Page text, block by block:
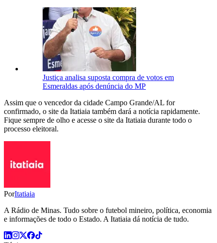
Justiça analisa suposta compra de votos em
Esmeraldas após denúncia do MP
Assim que o vencedor da cidade Campo Grande/AL for
confirmado, o site da Itatiaia também dará a notícia rapidamente.
Fique sempre de olho e acesse o site da Itatiaia durante todo o
processo eleitoral.
PorItatiaia
A Rádio de Minas. Tudo sobre o futebol mineiro, política, economia
e informações de todo o Estado. A Itatiaia dá notícia de tudo.